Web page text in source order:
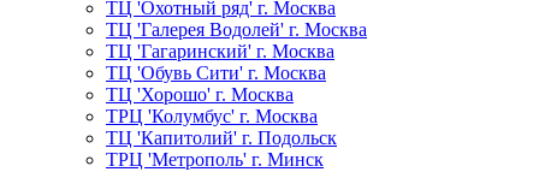
ТЦ 'Охотный ряд' г. Москва
ТЦ 'Галерея Водолей' г. Москва
ТЦ 'Гагаринский' г. Москва
ТЦ 'Обувь Сити' г. Москва
ТЦ 'Хорошо' г. Москва
ТРЦ 'Колумбус' г. Москва
ТЦ 'Капитолий' г. Подольск
ТРЦ 'Метрополь' г. Минск